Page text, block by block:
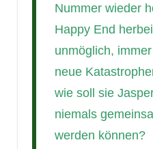
Nummer wieder
Happy End
unmöglich,
neue
wie soll sie
niemals
werden können?